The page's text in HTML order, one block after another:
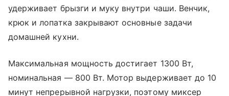
удерживает брызги и муку внутри чаши. Венчик,
крюк и лопатка закрывают основные задачи
домашней кухни.
Максимальная мощность достигает 1300 Вт,
номинальная — 800 Вт. Мотор выдерживает до 10
минут непрерывной нагрузки, поэтому миксер